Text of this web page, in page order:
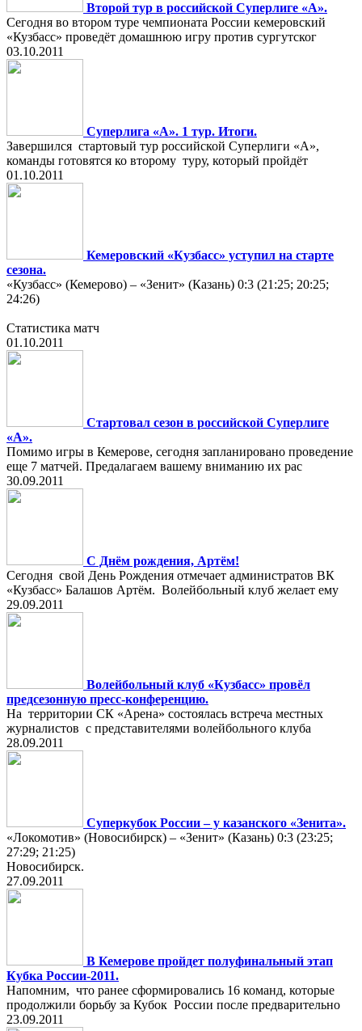
Второй тур в российской Суперлиге «А».
Сегодня во втором туре чемпионата России кемеровский
«Кузбасс» проведёт домашнюю игру против сургутског
03.10.2011
Суперлига «А». 1 тур. Итоги.
Завершился стартовый тур российской Суперлиги «А»,
команды готовятся ко второму туру, который пройдёт
01.10.2011
Кемеровский «Кузбасс» уступил на старте
сезона.
«Кузбасс» (Кемерово) – «Зенит» (Казань) 0:3 (21:25; 20:25;
24:26)
Статистика матч
01.10.2011
Стартовал сезон в российской Суперлиге
«А».
Помимо игры в Кемерове, сегодня запланировано проведение
еще 7 матчей. Предалагаем вашему вниманию их рас
30.09.2011
С Днём рождения, Артём!
Сегодня свой День Рождения отмечает администратов ВК
«Кузбасс» Балашов Артём. Волейбольный клуб желает ему
29.09.2011
Волейбольный клуб «Кузбасс» провёл
предсезонную пресс-конференцию.
На территории СК «Арена» состоялась встреча местных
журналистов с представителями волейбольного клуба
28.09.2011
Суперкубок России – у казанского «Зенита».
«Локомотив» (Новосибирск) – «Зенит» (Казань) 0:3 (23:25;
27:29; 21:25)
Новосибирск.
27.09.2011
В Кемерове пройдет полуфинальный этап
Кубка России-2011.
Напомним, что ранее сформировались 16 команд, которые
продолжили борьбу за Кубок России после предварительно
23.09.2011